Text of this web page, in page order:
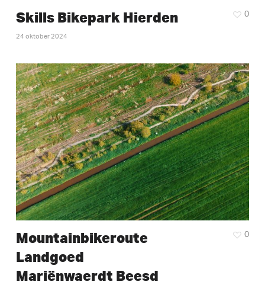
Skills Bikepark Hierden
24 oktober 2024
0
Mountainbikeroute
Landgoed
Mariënwaerdt Beesd
0